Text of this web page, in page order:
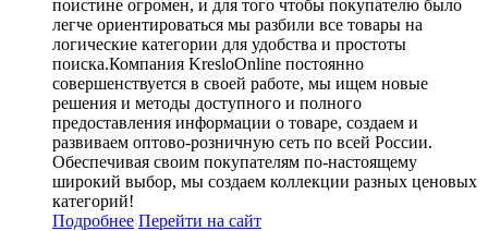
поистине огромен, и для того чтобы покупателю было
легче ориентироваться мы разбили все товары на
логические категории для удобства и простоты
поиска.Компания KresloOnline постоянно
совершенствуется в своей работе, мы ищем новые
решения и методы доступного и полного
предоставления информации о товаре, создаем и
развиваем оптово-розничную сеть по всей России.
Обеспечивая своим покупателям по-настоящему
широкий выбор, мы создаем коллекции разных ценовых
категорий!
Подробнее Перейти на сайт